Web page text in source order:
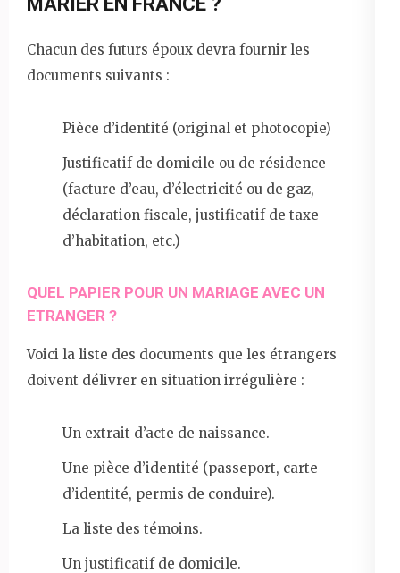
Chacun des futurs époux devra fournir les
documents suivants :
Pièce d’identité (original et photocopie)
Justificatif de domicile ou de résidence
(facture d’eau, d’électricité ou de gaz,
déclaration fiscale, justificatif de taxe
d’habitation, etc.)
QUEL PAPIER POUR UN MARIAGE AVEC UN
ETRANGER ?
Voici la liste des documents que les étrangers
doivent délivrer en situation irrégulière :
Un extrait d’acte de naissance.
Une pièce d’identité (passeport, carte
d’identité, permis de conduire).
La liste des témoins.
Un justificatif de domicile.